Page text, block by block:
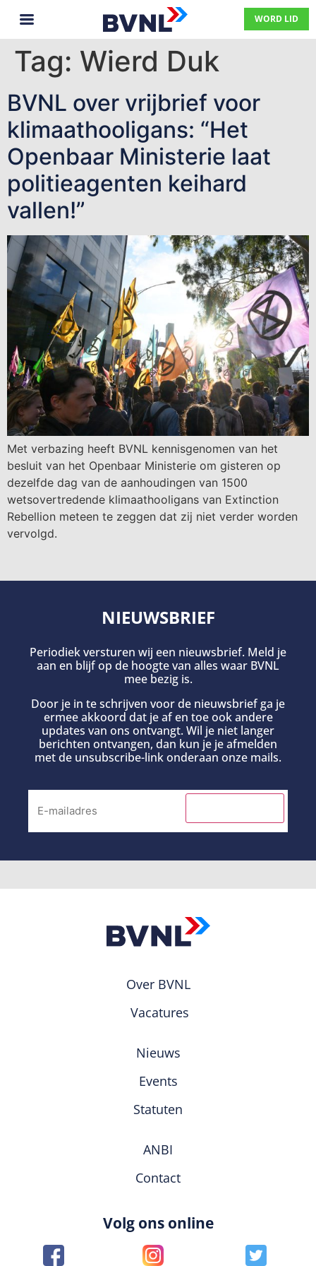
WORD LID
Tag: Wierd Duk
BVNL over vrijbrief voor
klimaathooligans: “Het
Openbaar Ministerie laat
politieagenten keihard
vallen!”
Met verbazing heeft BVNL kennisgenomen van het
besluit van het Openbaar Ministerie om gisteren op
dezelfde dag van de aanhoudingen van 1500
wetsovertredende klimaathooligans van Extinction
Rebellion meteen te zeggen dat zij niet verder worden
vervolgd.
NIEUWSBRIEF
Periodiek versturen wij een nieuwsbrief. Meld je
aan en blijf op de hoogte van alles waar BVNL
mee bezig is.
Door je in te schrijven voor de nieuwsbrief ga je
ermee akkoord dat je af en toe ook andere
updates van ons ontvangt. Wil je niet langer
berichten ontvangen, dan kun je je afmelden
met de unsubscribe-link onderaan onze mails.
Over BVNL
Vacatures
Nieuws
Events
Statuten
ANBI
Contact
Volg ons online